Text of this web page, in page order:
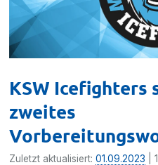
KSW Icefighters
zweites
Zuletzt aktualisiert:01.09.2023 |